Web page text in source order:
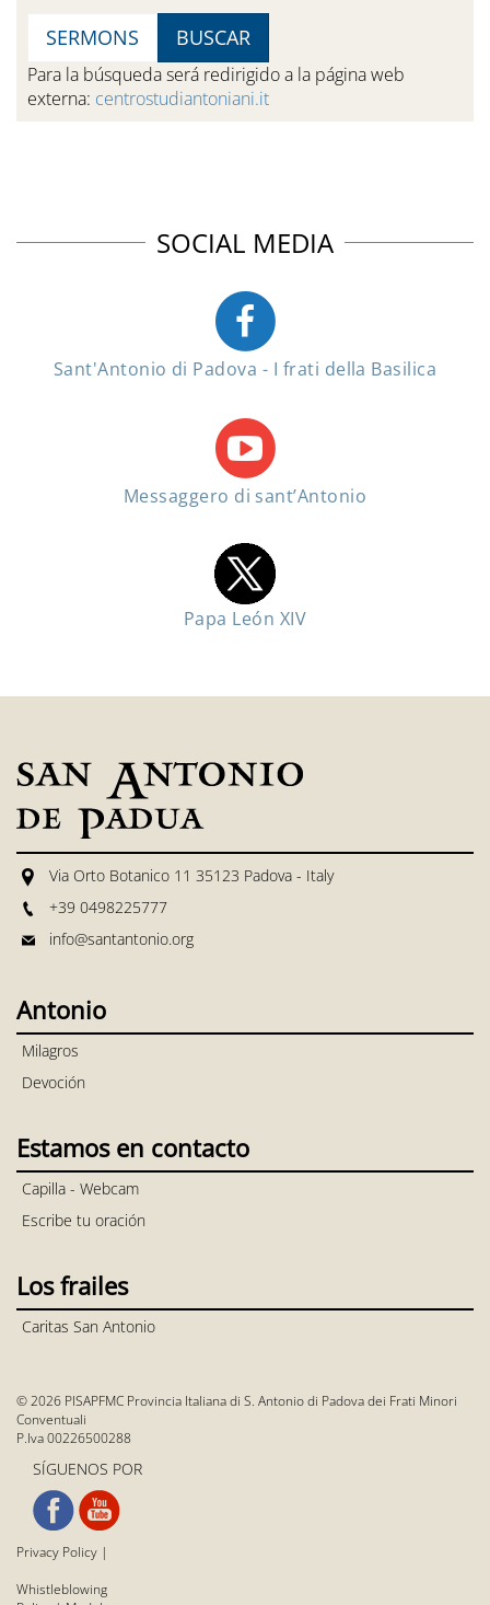
SERMONS
Facebook
Page
Para la búsqueda será redirigido a la página web
externa: centrostudiantoniani.it
SOCIAL MEDIA
Sant'Antonio di Padova - I frati della Basilica
Messaggero di sant’Antonio
Papa León XIV
Via Orto Botanico 11 35123 Padova - Italy
+39 0498225777
info@santantonio.org
Antonio
Milagros
Devoción
Estamos en contacto
Capilla - Webcam
Escribe tu oración
Los frailes
Caritas San Antonio
© 2026 PISAPFMC Provincia Italiana di S. Antonio di Padova dei Frati Minori
Conventuali
P.Iva 00226500288
SÍGUENOS POR
Privacy Policy |
Whistleblowing